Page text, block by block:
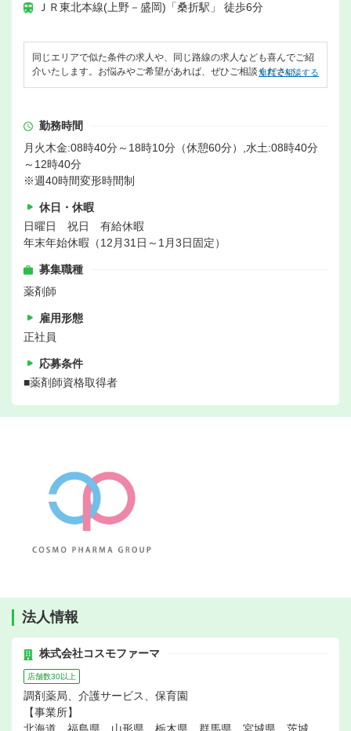
ＪＲ東北本線(上野－盛岡)「桑折駅」 徒歩6分
同じエリアで似た条件の求人や、同じ路線の求人なども喜んでご紹
介いたします。お悩みやご希望があれば、ぜひご相談ください。
無料で相談する
勤務時間
月火木金:08時40分～18時10分（休憩60分）,水土:08時40分
～12時40分
※週40時間変形時間制
休日・休暇
日曜日 祝日 有給休暇
年末年始休暇（12月31日～1月3日固定）
募集職種
薬剤師
雇用形態
正社員
応募条件
■薬剤師資格取得者
法人情報
株式会社コスモファーマ
店舗数30以上
調剤薬局、介護サービス、保育園
【事業所】